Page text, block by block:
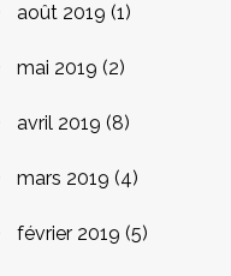
août 2019 (1)
mai 2019 (2)
avril 2019 (8)
mars 2019 (4)
février 2019 (5)